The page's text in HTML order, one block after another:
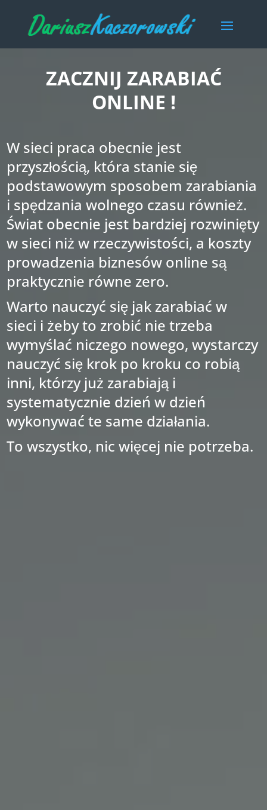
ZACZNIJ ZARABIAĆ
ONLINE !
W sieci praca obecnie jest
przyszłością, która stanie się
podstawowym sposobem zarabiania
i spędzania wolnego czasu również.
Świat obecnie jest bardziej rozwinięty
w sieci niż w rzeczywistości, a koszty
prowadzenia biznesów online są
praktycznie równe zero.
Warto nauczyć się jak zarabiać w
sieci i żeby to zrobić nie trzeba
wymyślać niczego nowego, wystarczy
nauczyć się krok po kroku co robią
inni, którzy już zarabiają i
systematycznie dzień w dzień
wykonywać te same działania.
To wszystko, nic więcej nie potrzeba.